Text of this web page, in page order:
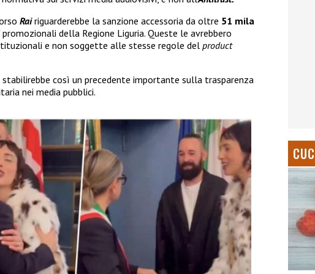
Rairiguarderebbe la sanzione accessoria da oltre 51 mila
della Regione Liguria. Queste le avrebbero
e non soggette alle stesse regole del product
così un precedente importante sulla trasparenza
nei media pubblici.